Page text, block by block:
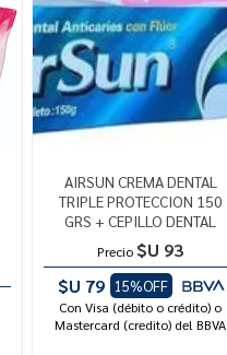
AIRSUN CREMA DENTAL
TRIPLE PROTECCION 150
GRS + CEPILLO DENTAL
Precio $U 93
$U 79 15%OFF
Con Visa (débito o crédito) o
Mastercard (credito) del BBVA